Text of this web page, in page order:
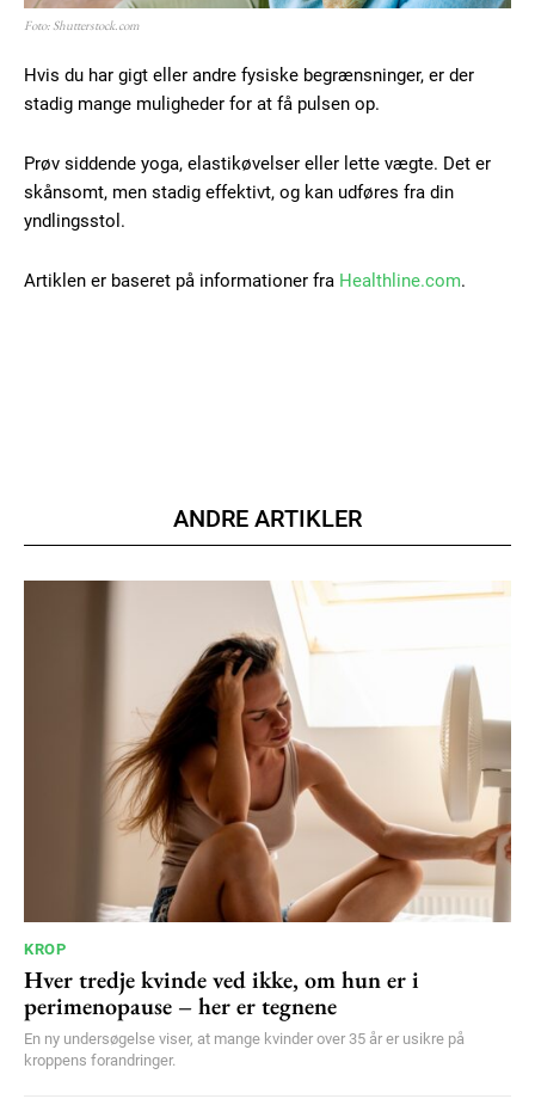
Foto: Shutterstock.com
Hvis du har gigt eller andre fysiske begrænsninger, er der
stadig mange muligheder for at få pulsen op.
Prøv siddende yoga, elastikøvelser eller lette vægte. Det er
skånsomt, men stadig effektivt, og kan udføres fra din
yndlingsstol.
Artiklen er baseret på informationer fra Healthline.com.
ANDRE ARTIKLER
KROP
Hver tredje kvinde ved ikke, om hun er i
perimenopause – her er tegnene
En ny undersøgelse viser, at mange kvinder over 35 år er usikre på
kroppens forandringer.